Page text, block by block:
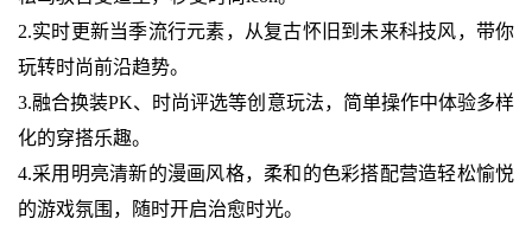
2.实时更新当季流行元素，从复古怀旧到未来科技风，带你
玩转时尚前沿趋势。
3.融合换装PK、时尚评选等创意玩法，简单操作中体验多样
化的穿搭乐趣。
4.采用明亮清新的漫画风格，柔和的色彩搭配营造轻松愉悦
的游戏氛围，随时开启治愈时光。